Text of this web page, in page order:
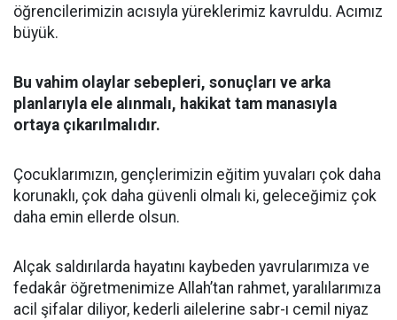
öğrencilerimizin acısıyla yüreklerimiz kavruldu. Acımız
büyük.
Bu vahim olaylar sebepleri, sonuçları ve arka
planlarıyla ele alınmalı, hakikat tam manasıyla
ortaya çıkarılmalıdır.
Çocuklarımızın, gençlerimizin eğitim yuvaları çok daha
korunaklı, çok daha güvenli olmalı ki, geleceğimiz çok
daha emin ellerde olsun.
Alçak saldırılarda hayatını kaybeden yavrularımıza ve
fedakâr öğretmenimize Allah’tan rahmet, yaralılarımıza
acil şifalar diliyor, kederli ailelerine sabr-ı cemil niyaz